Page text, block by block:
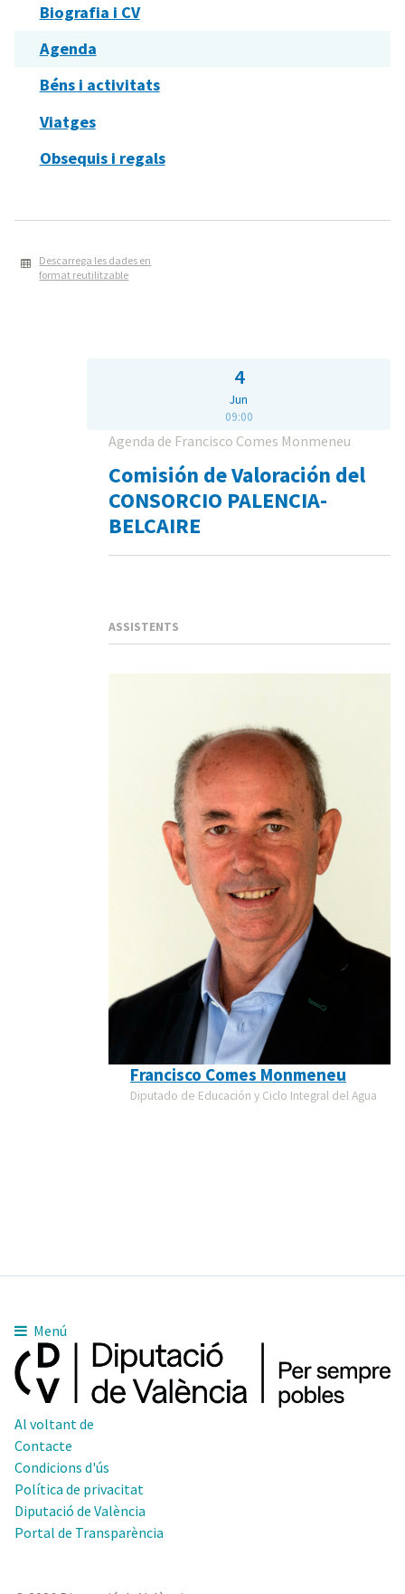
Biografia i CV
Agenda
Béns i activitats
Viatges
Obsequis i regals
Descarrega les dades en
format reutilitzable
4
Jun
09:00
Agenda de Francisco Comes Monmeneu
Comisión de Valoración del
CONSORCIO PALENCIA-
BELCAIRE
ASSISTENTS
Francisco Comes Monmeneu
Diputado de Educación y Ciclo Integral del Agua
Menú
Al voltant de
Contacte
Condicions d'ús
Política de privacitat
Diputació de València
Portal de Transparència